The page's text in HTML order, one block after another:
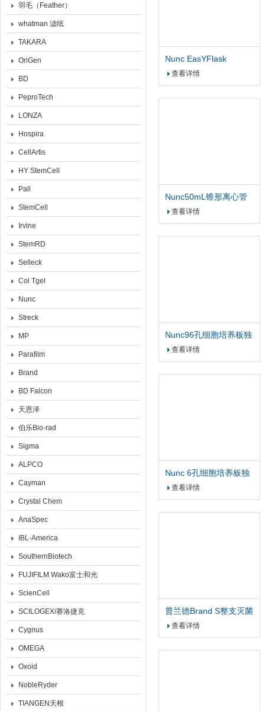
羽毛（Feather）
whatman 滤纸
TAKARA
OriGen
BD
PeproTech
LONZA
Hospira
CellArtis
HY StemCell
Pall
StemCell
Irvine
StemRD
Selleck
Col Tgel
Nunc
Streck
MP
Parafilm
Brand
BD Falcon
天恩泽
伯乐Bio-rad
Sigma
ALPCO
Cayman
Crystal Chem
AnaSpec
IBL-America
SouthernBiotech
FUJIFILM Wako富士和光
ScienCell
SCILOGEX/赛洛捷克
Cygnus
OMEGA
Oxoid
NobleRyder
TIANGEN天根
Nunc EasYFlask
175cm2易用培养瓶，过
查看详情
Nunc50mL锥形离心管
PP材质RCF:17000带架
查看详情
Nunc96孔细胞培养板独
立包装标准TC平底带盖
查看详情
Nunc 6孔细胞培养板独
立包装标准TC平底带盖
查看详情
普兰德Brand S整支灭菌
单道数字可调移液器
查看详情